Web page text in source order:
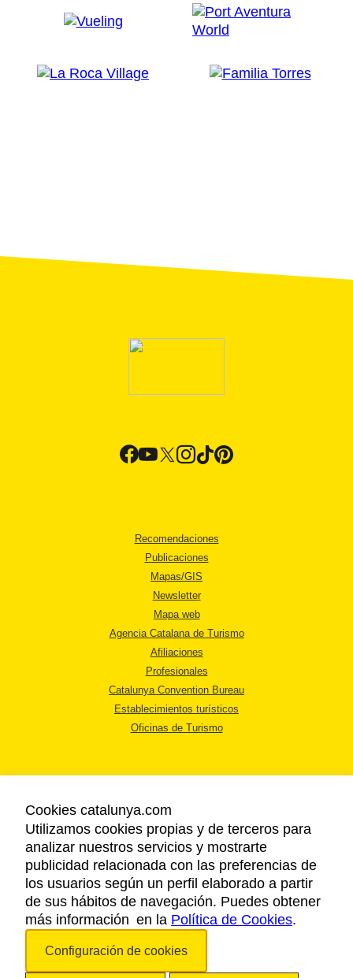
Recomendaciones
Publicaciones
Mapas/GIS
Newsletter
Mapa web
Agencia Catalana de Turismo
Afiliaciones
Profesionales
Catalunya Convention Bureau
Establecimientos turísticos
Oficinas de Turismo
AVISO LEGAL
POLÍTICA DE PRIVACIDAD
COOKIES
ACCESSIBILIDAD
Copyright © 2026. Agencia Catalana de Turismo. Todos los derechos
Cookies catalunya.com
Utilizamos cookies propias y de terceros para
analizar nuestros servicios y mostrarte
publicidad relacionada con las preferencias de
los usuarios según un perfil elaborado a partir
de sus hábitos de navegación. Puedes obtener
más información en la Política de Cookies.
Configuración de cookies